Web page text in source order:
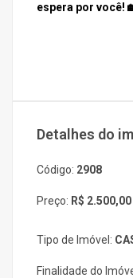
espera por você!
Detalhes do
Código: 2908
Preço: R$ 2.500,00
Tipo de Imóvel:
Finalidade do